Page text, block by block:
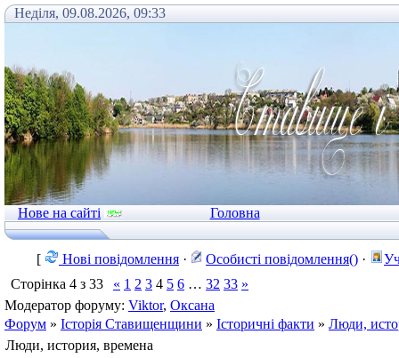
Неділя, 09.08.2026, 09:33
Нове на сайті Головна
[ Нові повідомлення · Особисті повідомлення() ·
Сторінка 4 з 33 « 1 2 3 4 5 6 … 32 33 »
Модератор форуму: Viktor, Оксана
Форум » Історія Ставищенщини » Історичні факти » Люди,
Люди, история, времена